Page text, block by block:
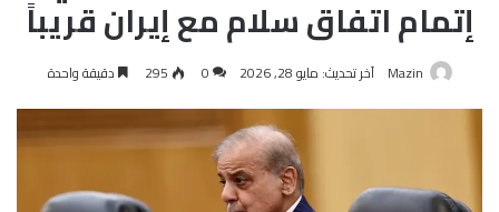
إتمام اتفاق سلام مع إيران قريباً
Mazin آخر تحديث: مايو 28, 2026 0
295 دقيقة واحدة